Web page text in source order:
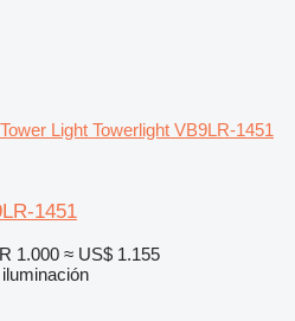
Tower Light Towerlight VB9LR-1451
1451
1.000 ≈ US$ 1.155